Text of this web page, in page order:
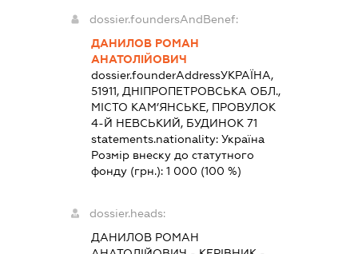
dossier.foundersAndBenef:
ДАНИЛОВ РОМАН
АНАТОЛІЙОВИЧ
dossier.founderAddressУКРАЇНА,
51911, ДНІПРОПЕТРОВСЬКА ОБЛ.,
МІСТО КАМ’ЯНСЬКЕ, ПРОВУЛОК
4-Й НЕВСЬКИЙ, БУДИНОК 71
statements.nationality: Україна
Розмір внеску до статутного
фонду (грн.): 1 000 (100 %)
dossier.heads:
ДАНИЛОВ РОМАН